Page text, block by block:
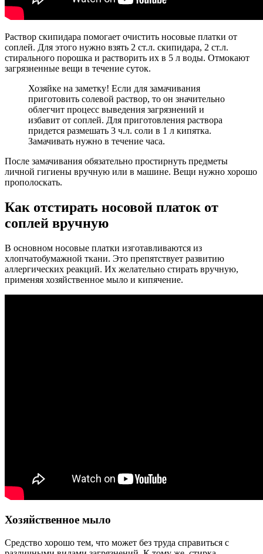
Раствор скипидара помогает очистить носовые платки от
соплей. Для этого нужно взять 2 ст.л. скипидара, 2 ст.л.
стирального порошка и растворить их в 5 л воды. Отмокают
загрязненные вещи в течение суток.
Хозяйке на заметку! Если для замачивания
приготовить солевой раствор, то он значительно
облегчит процесс выведения загрязнений и
избавит от соплей. Для приготовления раствора
придется размешать 3 ч.л. соли в 1 л кипятка.
Замачивать нужно в течение часа.
После замачивания обязательно простирнуть предметы
личной гигиены вручную или в машине. Вещи нужно хорошо
прополоскать.
Как отстирать носовой платок от
соплей вручную
В основном носовые платки изготавливаются из
хлопчатобумажной ткани. Это препятствует развитию
аллергических реакций. Их желательно стирать вручную,
применяя хозяйственное мыло и кипячение.
Хозяйственное мыло
Средство хорошо тем, что может без труда справиться с